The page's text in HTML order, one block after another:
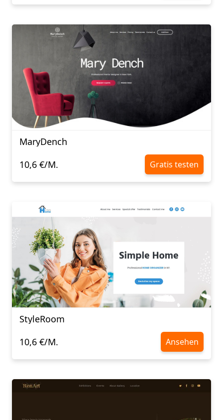
MaryDench
10,6 €/M.
Gratis testen
StyleRoom
10,6 €/M.
Ansehen